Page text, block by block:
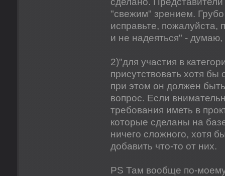
"свежим" зрением. Грубо
исправьте, пожалуйста,
и не надеяться" - думаю,
2)"для участия в
присутствовать хотя
при этом он должен
вопрос. Если
требования иметь в
которые сделаны на
ничего сложного, хотя
добавить что-то от них.
PS Там вообще по-